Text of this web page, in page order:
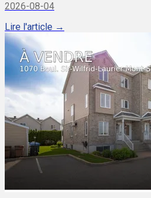
2026-08-04
Lire l'article →